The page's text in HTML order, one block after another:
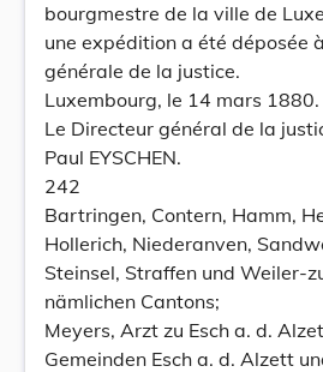
bourgmestre de la ville de
une expédition a été déposée
générale de la justice.
Luxembourg, le 14 mars 1880.
Le Directeur général de la
Paul EYSCHEN.
242
Bartringen, Contern, Hamm,
Hollerich, Niederanven,
Steinsel, Straffen und Weiler-
nämlichen Cantons;
Meyers, Arzt zu Esch a. d.
Gemeinden Esch a. d. Alzett